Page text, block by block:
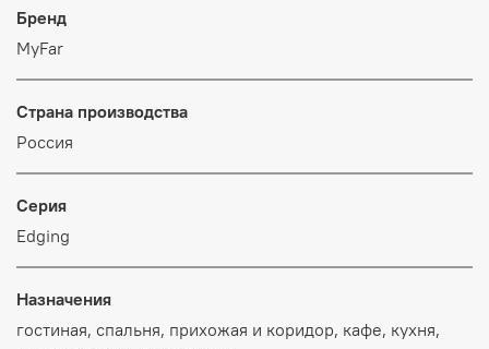
Бренд
MyFar
Страна производства
Россия
Серия
Edging
Назначения
гостиная, спальня, прихожая и коридор, кафе, кухня,